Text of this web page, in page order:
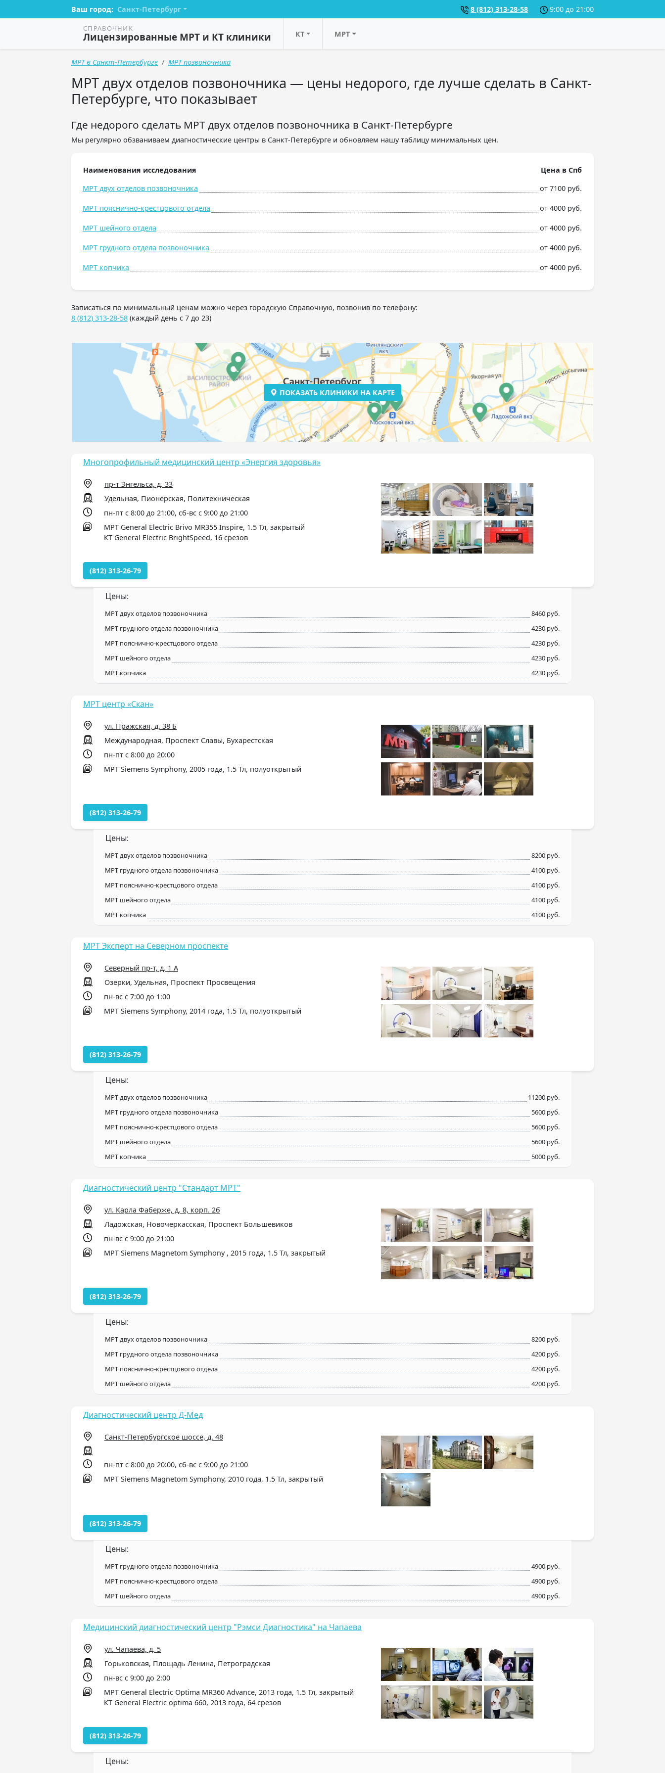
Ваш город: Санкт-Петербург 8 (812) 313-28-58 9:00 до 21:00
СПРАВОЧНИК
Лицензированные МРТ и КТ клиники КТ МРТ
МРТ в Санкт-Петербурге МРТ позвоночника
МРТ двух отделов позвоночника — цены недорого, где лучше сделать в Санкт-
Петербурге, что показывает
Где недорого сделать МРТ двух отделов позвоночника в Санкт-Петербурге
Мы регулярно обзваниваем диагностические центры в Санкт-Петербурге и обновляем нашу таблицу минимальных цен.
Наименования исследования
Цена в Спб
МРТ двух отделов позвоночника
от 7100 руб.
МРТ пояснично-крестцового отдела от 4000 руб.
МРТ шейного отдела от 4000 руб.
МРТ грудного отдела позвоночника от 4000 руб.
МРТ копчика от 4000 руб.
Записаться по минимальный ценам можно через городскую Справочную, позвонив по телефону:
8 (812) 313-28-58 (каждый день с 7 до 23)
ПОКАЗАТЬ КЛИНИКИ НА КАРТЕ
Многопрофильный медицинский центр «Энергия здоровья»
пр-т Энгельса, д. 33
Удельная, Пионерская, Политехническая
пн-пт с 8:00 до 21:00, сб-вс с 9:00 до 21:00
МРТ General Electric Brivo MR355 Inspire, 1.5 Тл, закрытый
КТ General Electric BrightSpeed, 16 срезов
(812) 313-26-79
Цены:
МРТ двух отделов позвоночника
8460 руб.
МРТ грудного отдела позвоночника
4230 руб.
МРТ пояснично-крестцового отдела
4230 руб.
МРТ шейного отдела
4230 руб.
МРТ копчика
4230 руб.
МРТ центр «Скан»
ул. Пражская, д. 38 Б
Международная, Проспект Славы, Бухарестская
пн-пт с 8:00 до 20:00
МРТ Siemens Symphony, 2005 года, 1.5 Тл, полуоткрытый
(812) 313-26-79
Цены:
МРТ двух отделов позвоночника
8200 руб.
МРТ грудного отдела позвоночника
4100 руб.
МРТ пояснично-крестцового отдела
4100 руб.
МРТ шейного отдела
4100 руб.
МРТ копчика
4100 руб.
МРТ Эксперт на Северном проспекте
Северный пр-т, д. 1 А
Озерки, Удельная, Проспект Просвещения
пн-вс с 7:00 до 1:00
МРТ Siemens Symphony, 2014 года, 1.5 Тл, полуоткрытый
(812) 313-26-79
Цены:
МРТ двух отделов позвоночника
11200 руб.
МРТ грудного отдела позвоночника
5600 руб.
МРТ пояснично-крестцового отдела
5600 руб.
МРТ шейного отдела
5600 руб.
МРТ копчика
5000 руб.
Диагностический центр "Стандарт МРТ"
ул. Карла Фаберже, д. 8, корп. 2б
Ладожская, Новочеркасская, Проспект Большевиков
пн-вс с 9:00 до 21:00
МРТ Siemens Magnetom Symphony , 2015 года, 1.5 Тл, закрытый
(812) 313-26-79
Цены:
МРТ двух отделов позвоночника
8200 руб.
МРТ грудного отдела позвоночника
4200 руб.
МРТ пояснично-крестцового отдела
4200 руб.
МРТ шейного отдела
4200 руб.
Диагностический центр Д-Мед
Санкт-Петербургское шоссе, д. 48
пн-пт с 8:00 до 20:00, сб-вс с 9:00 до 21:00
МРТ Siemens Magnetom Symphony, 2010 года, 1.5 Тл, закрытый
(812) 313-26-79
Цены:
МРТ грудного отдела позвоночника
4900 руб.
МРТ пояснично-крестцового отдела
4900 руб.
МРТ шейного отдела
4900 руб.
Медицинский диагностический центр "Рэмси Диагностика" на Чапаева
ул. Чапаева, д. 5
Горьковская, Площадь Ленина, Петроградская
пн-вс с 9:00 до 2:00
МРТ General Electric Optima MR360 Advance, 2013 года, 1.5 Тл, закрытый
КТ General Electric optima 660, 2013 года, 64 срезов
(812) 313-26-79
Цены: